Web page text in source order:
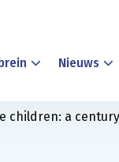
Nieuws
children: a